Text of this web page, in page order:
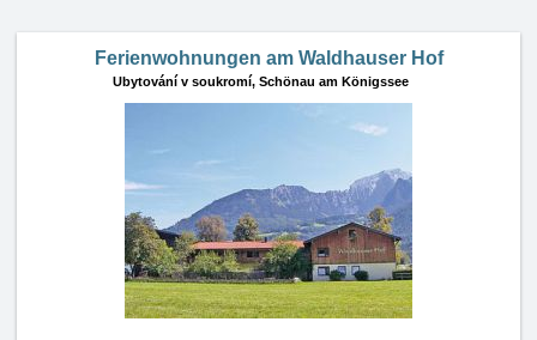
Ferienwohnungen am Waldhauser Hof
Ubytování v soukromí, Schönau am Königssee